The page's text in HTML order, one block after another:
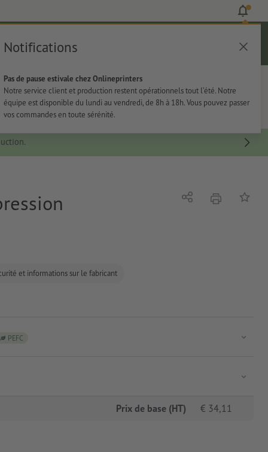
Notifications
Pas de pause estivale chez Onlineprinters
Notre service client et production restent opérationnels tout l’été. Notre
équipe est disponible du lundi au vendredi, de 8h à 18h. Vous pouvez passer
vos commandes en toute sérénité.
Panier
Papeterie Autocollants
et informations sur le fabricant
Partagerimprimer
PEFC
Prix de base (HT) € 34,11